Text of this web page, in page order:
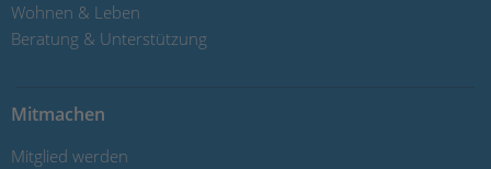
Wohnen & Leben
Beratung & Unterstützung
Mitmachen
Mitglied werden